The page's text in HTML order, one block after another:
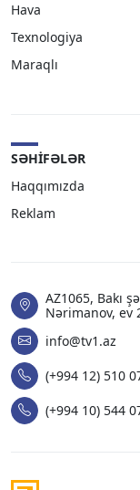
Hava
Texnologiya
Maraqlı
SƏHIFƏLƏR
Haqqımızda
Reklam
AZ1065, Bakı
Nərimanov, ev
info@tv1.az
(+994 12) 510
(+994 10) 544